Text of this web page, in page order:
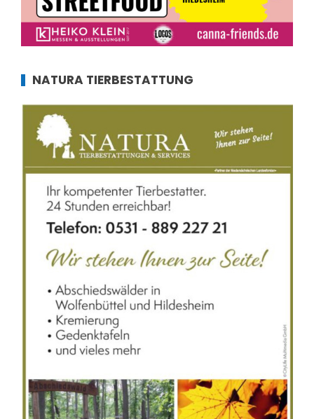
NATURA TIERBESTATTUNG